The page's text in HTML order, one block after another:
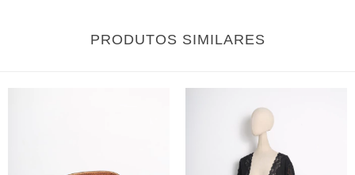
PRODUTOS SIMILARES